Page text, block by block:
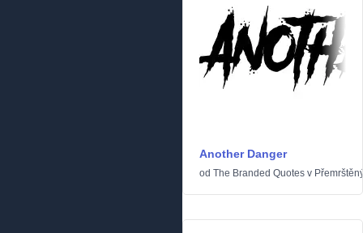
Another Danger
od The Branded Quotes v